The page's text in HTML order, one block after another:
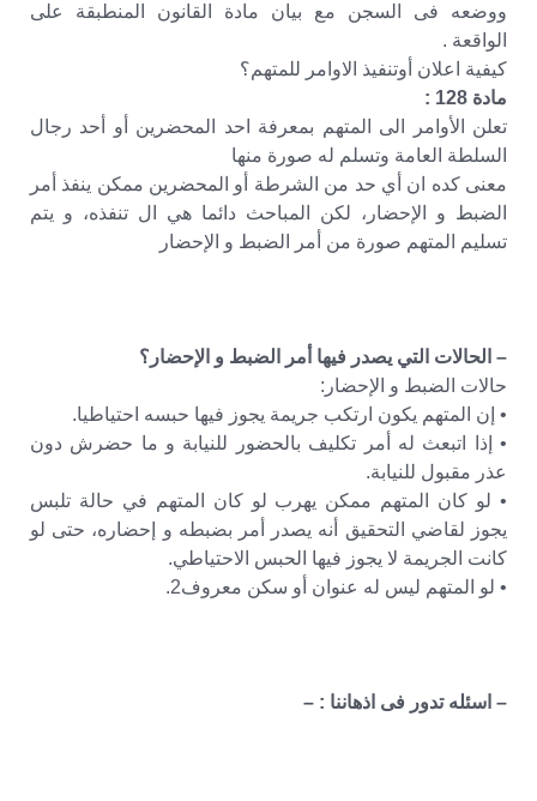
ووضعه فى السجن مع بيان مادة القانون المنطبقة على
الواقعة .
كيفية اعلان أوتنفيذ الاوامر للمتهم؟
مادة 128 :
تعلن الأوامر الى المتهم بمعرفة احد المحضرين أو أحد رجال
السلطة العامة وتسلم له صورة منها
معنى كده ان أي حد من الشرطة أو المحضرين ممكن ينفذ أمر
الضبط و الإحضار، لكن المباحث دائما هي ال تنفذه، و يتم
تسليم المتهم صورة من أمر الضبط و الإحضار
– الحالات التي يصدر فيها أمر الضبط و الإحضار؟
حالات الضبط و الإحضار:
• إن المتهم يكون ارتكب جريمة يجوز فيها حبسه احتياطيا.
• إذا اتبعث له أمر تكليف بالحضور للنيابة و ما حضرش دون
عذر مقبول للنيابة.
• لو كان المتهم ممكن يهرب لو كان المتهم في حالة تلبس
يجوز لقاضي التحقيق أنه يصدر أمر بضبطه و إحضاره، حتى لو
كانت الجريمة لا يجوز فيها الحبس الاحتياطي.
• لو المتهم ليس له عنوان أو سكن معروف2.
– اسئله تدور فى اذهاننا : –